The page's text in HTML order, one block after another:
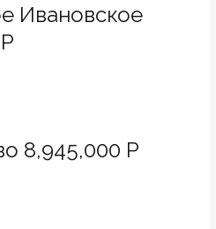
Ивановское
8,945,000 Р